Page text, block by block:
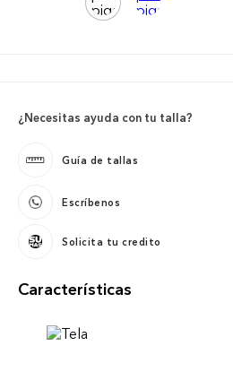
¿Necesitas ayuda con tu talla?
Guía de tallas
Escríbenos
Solicita tu credito
Características